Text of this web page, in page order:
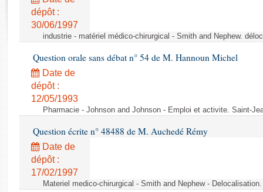
Rapports d'enquête
Rapports législatifs
Dossiers législatifs
Budget et sécurité sociale
Questions écrites et orales
dépôt :
30/06/1997
industrie - matériel médico-chirurgical - Smith and Nephew.
Question orale sans débat n° 54 de M. Hannoun Michel
Date de
dépôt :
12/05/1993
Pharmacie - Johnson and Johnson - Emploi et activite. Saint-
Question écrite n° 48488 de M. Auchedé Rémy
Date de
dépôt :
17/02/1997
Materiel medico-chirurgical - Smith and Nephew -